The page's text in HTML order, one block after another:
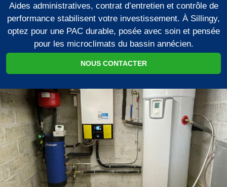
Aides administratives, contrat d’entretien et contrôle de
performance stabilisent votre investissement. À Sillingy,
optez pour une PAC durable, posée avec soin et pensée
pour les microclimats du bassin annécien.
NOUS CONTACTER